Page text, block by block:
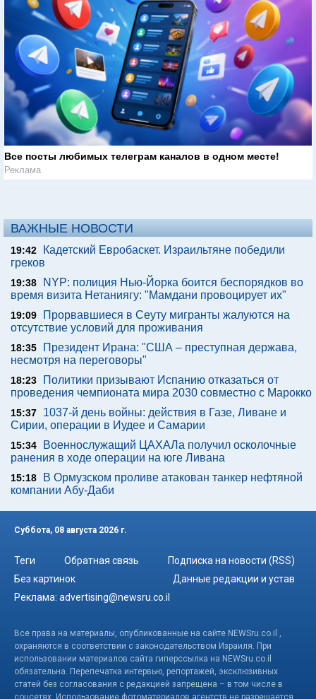
Все посты любимых телеграм каналов в одном месте!
Реклама
ВАЖНЫЕ НОВОСТИ
19:42
Кадетский Евробаскет. Израильтяне победили
греков
19:38
NYP: полиция Нью-Йорка боится беспорядков во
время визита Нетаниягу: "Мамдани провоцирует их"
19:09
Прорвавшиеся в Сеуту мигранты жалуются на
отсутствие условий для проживания
18:35
Президент Ирана: "США – преступная держава,
несмотря на переговоры"
18:23
Политики призывают Испанию отказаться от
проведения чемпионата мира 2030 совместно с Марокко
15:37
1037-й день войны: действия в Газе, Ливане и
Сирии, операции в Иудее и Самарии
15:34
Военнослужащий ЦАХАЛа получил осколочные
ранения в ходе операции на юге Ливана
15:18
В Ормузском проливе атакован танкер нефтяной
компании Абу-Даби
Суббота, 08 августа 2026 г.
Теги Обратная связь
Подписка на новости (RSS)
Без картинок
Данные редакции и устав
Реклама: advertising@newsru.co.il
Все права на материалы, опубликованные на сайте NEWSru.co.il ,
охраняются в соответствии с законодательством Израиля. При
использовании материалов сайта гиперссылка на NEWSru.co.il
обязательна. Перепечатка интервью, репортажей, эксклюзивных
статей без согласования с редакцией запрещена – в том числе в
соцсетях. Использование фотоматериалов агентств не разрешается.